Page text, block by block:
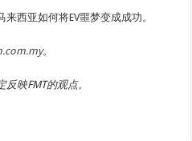
西亚如何将EV噩梦变成成功。
。
映FMT的观点。